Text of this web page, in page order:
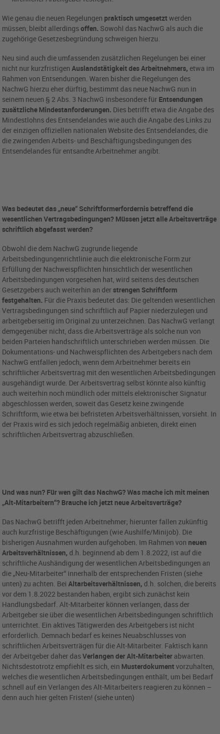
Wie genau die neuen Regelungen praktisch umgesetztwerden
müssen, bleibt allerdingsoffen. Sowohl das NachwG als auch die
zugehörige Gesetzesbegründung schweigen hierzu.
Neu sind auch die umfassenden zusätzlichen Regelungen bei einer
nicht nur kurzfristigenAuslandstätigkeit des Arbeitnehmers, etwa im
Rahmen von Entsendungen. Waren bisher die Regelungen des
NachwG hierzu eher dürftig, bestimmt das neue NachwG nun in
seinem neuen § 2 Abs. 3 NachwG insbesondere für Entsendungen
zusätzliche Mindestanforderungen. Dies betrifft etwa die Angabe des
Mindestlohns des Entsendelandes wie auch die Angabe des Links zu
der einzigen offiziellen nationalen Website des Entsendelandes, die
die zwingenden Arbeits- und Beschäftigungsbedingungen des
Entsendelandes für entsandte Arbeitnehmer angibt.
Was bedeutet das „neue“ Schriftformerfordernis betreffend die
wesentlichen Vertragsbedingungen? Müssen jetzt alle Arbeitsverträge
schriftlich abgefasst werden?
Obwohl die dem NachwG zugrunde liegende
Arbeitsbedingungenrichtlinie auch die elektronische Form zur
Erfüllung der Nachweispflichten hinsichtlich der wesentlichen
Arbeitsbedingungen vorgesehen hat, wird seitens des deutschen
Gesetzgebers auch weiterhin an derstrengen Schriftform
festgehalten. Für die Praxis bedeutet das: Die geltenden wesentlichen
Vertragsbedingungen sind schriftlich auf Papier niederzulegen und
arbeitgeberseitig im Original zu unterzeichnen. Das NachwG verlangt
demgegenüber nicht, dass die Arbeitsverträge als solche nun von
beiden Parteien handschriftlich unterschrieben werden müssen. Die
Dokumentations- und Nachweispflichten des Arbeitgebers nach dem
NachwG entfallen jedoch, wenn dem Arbeitnehmer bereits ein
schriftlicher Arbeitsvertrag mit den wesentlichen Arbeitsbedingungen
ausgehändigt wurde. Der Arbeitsvertrag selbst könnte also künftig
auch weiterhin noch mündlich oder mittels elektronischer Signatur
abgeschlossen werden, soweit das Gesetz keine zwingende
Schriftform, wie etwa bei befristeten Arbeitsverhältnissen, vorsieht. In
der Praxis wird es sich jedoch regelmäßig anbieten, direkt einen
schriftlichen Arbeitsvertrag abzuschließen.
Und was nun? Für wen gilt das NachwG? Was mache ich mit meinen
„Alt-Mitarbeitern“? Brauche ich jetzt neue Arbeitsverträge?
Das NachwG betrifft jeden Arbeitnehmer; hierunter fallen zukünftig
auch kurzfristige Beschäftigungen (wie Aushilfe/Minijob). Die
bisherigen Ausnahmen wurden aufgehoben. Im Rahmen von neuen
Arbeitsverhältnissen, d.h. beginnend ab dem 1.8.2022, ist auf die
schriftliche Aushändigung der wesentlichen Arbeitsbedingungen an
die „Neu-Mitarbeiter“ innerhalb der entsprechenden Fristen (siehe
unten) zu achten. BeiAltarbeitsverhältnissen, d.h. solchen, die bereits
vor dem 1.8.2022 bestanden haben, ergibt sich zunächst kein
Handlungsbedarf. Alt-Mitarbeiter können verlangen, dass der
Arbeitgeber sie über die wesentlichen Arbeitsbedingungen schriftlich
unterrichtet. Ein aktives Tätigwerden des Arbeitgebers ist nicht
erforderlich. Demnach bedarf es keines Neuabschlusses von
schriftlichen Arbeitsverträgen für die Alt-Mitarbeiter. Faktisch kann
der Arbeitgeber daher dasVerlangen der Alt-Mitarbeiter abwarten.
Nichtsdestotrotz empfiehlt es sich, ein Musterdokumentvorzuhalten,
welches die wesentlichen Arbeitsbedingungen enthält, um bei Bedarf
schnell auf ein Verlangen des Alt-Mitarbeiters reagieren zu können –
denn auch hier gelten Fristen! (siehe unten)